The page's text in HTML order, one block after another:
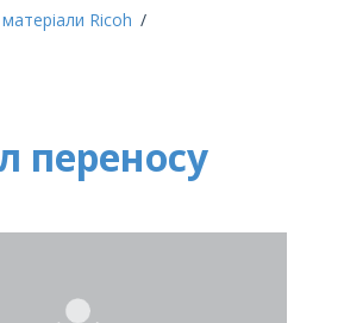
Ricoh
переносу